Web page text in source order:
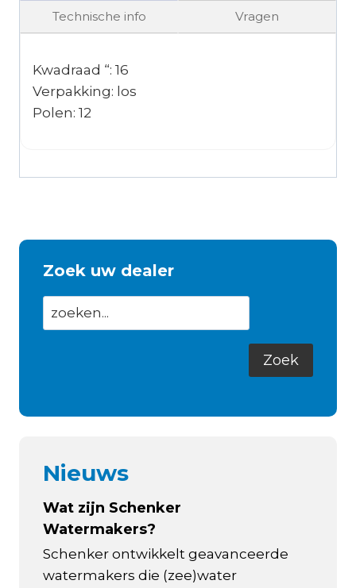
Technische info Vragen
Kwadraad “: 16
Verpakking: los
Polen: 12
Zoek uw dealer
Nieuws
Wat zijn Schenker
Watermakers?
Schenker ontwikkelt geavanceerde
watermakers die (zee)water